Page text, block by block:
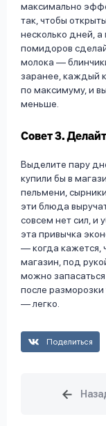
максимально
так, чтобы
несколько дней,
помидоров
молока —
заранее, каждый
по максимуму, и
меньше.
Совет 3.
Выделите пару
купили бы в
пельмени,
эти блюда
совсем нет сил, и
эта привычка
— когда кажется,
магазин, под
можно
после
— легко.
Поделиться